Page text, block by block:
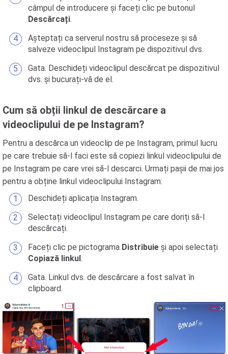
câmpul de introducere și faceți clic pe butonul
Descărcați.
Așteptați ca serverul nostru să proceseze și să
salveze videoclipul Instagram pe dispozitivul dvs.
Gata. Deschideți videoclipul descărcat pe dispozitivul
dvs. și bucurați-vă de el.
Cum să obții linkul de descărcare a
videoclipului de pe Instagram?
Pentru a descărca un videoclip de pe Instagram, primul lucru
pe care trebuie să-l faci este să copiezi linkul videoclipului de
pe Instagram pe care vrei să-l descarci. Urmați pașii de mai jos
pentru a obține linkul videoclipului Instagram:
Deschideți aplicația Instagram.
Selectați videoclipul Instagram pe care doriți să-l
descărcați.
Faceți clic pe pictograma Distribuie și apoi selectați
Copiază linkul.
Gata. Linkul dvs. de descărcare a fost salvat în
clipboard.